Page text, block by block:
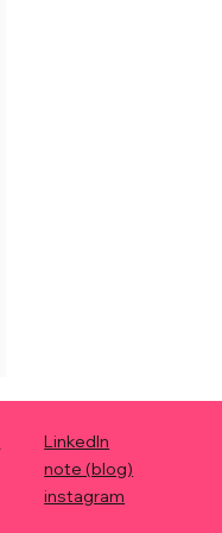
LinkedIn
note (blog)
instagram